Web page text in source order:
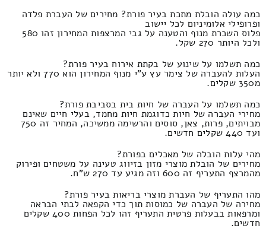
כמה עולה הובלת מתכת בעיר פורת? מחירים של העברת פלדה
ופרופילי אלומיניום לכל יישוב
פלוס השכרת מנוף והטענה על גבי המרצפות המחירון זהו 580
ולכל היותר 270 שקל.
כמה תשלמו על שינוע של בקתת אירוח בעיר פורת?
העלות להעברה של צימר עץ ע"י מנוף המחירון הוא 770 ולא יותר
מ350 שקלים.
כמה תשלמו על העברה של חיות בית בסביבת פורת?
מחירי העברה של חיות כדוגמת חיות מחמד, בעלי חיים שאינם
מבויתים, פרות, צאן, סוסים והרשימה ממשיכה, המחיר זה 750
ועד 440 שקלים חדשים.
מהי עלות הובלה של מאכלים בפורת?
מחירים של הובלת מוצרי מזון בזיווג טעינה על משטחים ופירוק
מהמרצף התעריף זה 600 וזה מגיע עד 270 ש"ח.
מהו התעריף של העברת מוצרי בריאות בעיר פורת?
מחירה של העברה של כמוסות תוך כדי הקפאה לבתי הבראה
ומרפאות בבעלות פרטית התעריף זהו לכל הפחות 400 שקלים
חדשים.